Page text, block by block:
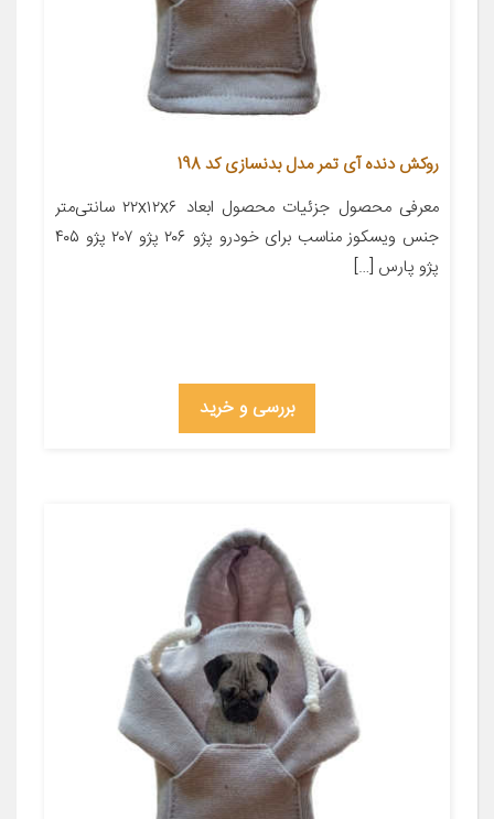
روکش دنده آی تمر مدل بدنسازی کد 198
معرفی محصول جزئیات محصول ابعاد ۲۲x۱۲x۶ سانتی‌متر
جنس ویسکوز مناسب برای خودرو پژو ۲۰۶ پژو ۲۰۷ پژو ۴۰۵
پژو پارس […]
بررسی و خرید